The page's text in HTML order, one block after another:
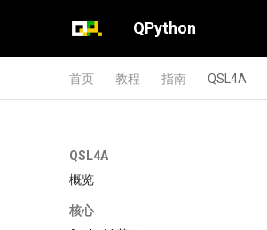
QPython
首页 教程 指南 QSL4A
QSL4A
概览
核心